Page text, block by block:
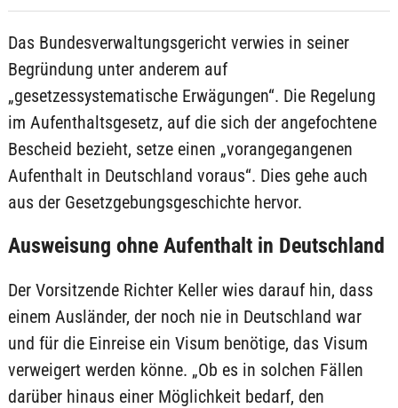
Das Bundesverwaltungsgericht verwies in seiner
Begründung unter anderem auf
„gesetzessystematische Erwägungen“. Die Regelung
im Aufenthaltsgesetz, auf die sich der angefochtene
Bescheid bezieht, setze einen „vorangegangenen
Aufenthalt in Deutschland voraus“. Dies gehe auch
aus der Gesetzgebungsgeschichte hervor.
Ausweisung ohne Aufenthalt in Deutschland
Der Vorsitzende Richter Keller wies darauf hin, dass
einem Ausländer, der noch nie in Deutschland war
und für die Einreise ein Visum benötige, das Visum
verweigert werden könne. „Ob es in solchen Fällen
darüber hinaus einer Möglichkeit bedarf, den